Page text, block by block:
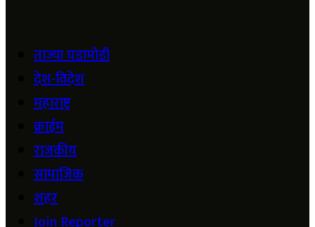
ताज्या घडामोडी
देश-विदेश
महाराष्ट्र
क्राईम
राजकीय
सामाजिक
शहर